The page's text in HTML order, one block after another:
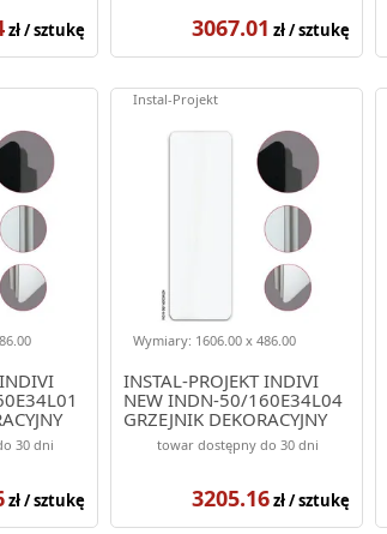
zł / sztukę 3067.01 zł / sztukę
BIAŁY
30 dni
zł / sztukę
INSTAL-PROJEKT INDIVI
NEW INDN-50/160E34L04
GRZEJNIK DEKORACYJNY
1606/486 KOLOR BIAŁY
(ELEGANTE)
Wymiary: 1606.00 x 486.00
Instal-Projekt
towar dostępny do 30 dni
3205.16zł / sztukę